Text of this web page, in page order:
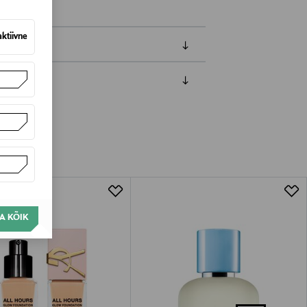
KÕIK
Suletud pakendis toodete puhul
olema avamata originaalpakendis.